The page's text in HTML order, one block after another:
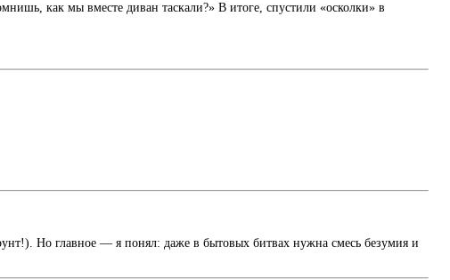
как мы вместе диван таскали?» В итоге, спустили «осколки» в
Но главное — я понял: даже в бытовых битвах нужна смесь безумия и